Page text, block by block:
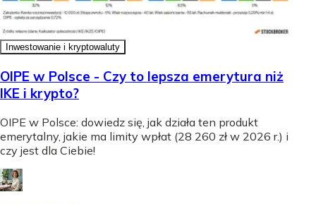
Inwestowanie i kryptowaluty
OIPE w Polsce - Czy to lepsza emerytura niż
IKE i krypto?
OIPE w Polsce: dowiedz się, jak działa ten produkt
emerytalny, jakie ma limity wpłat (28 260 zł w 2026 r.) i
czy jest dla Ciebie!